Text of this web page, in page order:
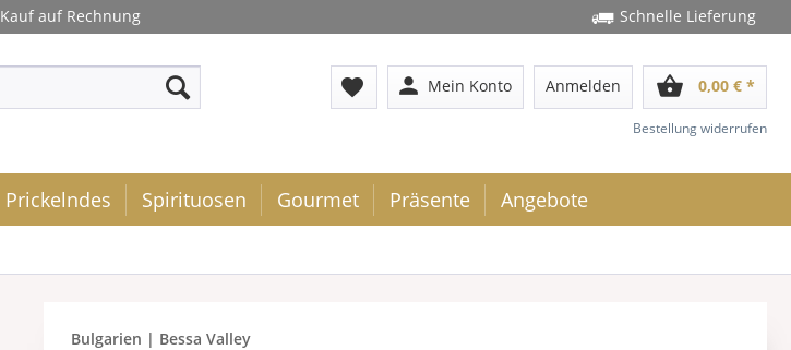
Kauf auf Rechnung Schnelle Lieferung
favorite person Mein Konto Anmelden shopping_basket 0,00 € *
Bestellung widerrufen
Prickelndes Spirituosen Gourmet Präsente Angebote
Bulgarien | Bessa Valley